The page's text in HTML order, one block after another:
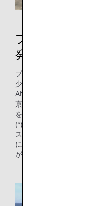
プッシュバッ
発し、CO2排
プッシュバック後、飛行
少しでも消費する燃料と
ANAグループでは国土交
京国際空港（羽田空港）
を実施しなくても安全に
(*)。この取り組みでは、
スポット（ターミナルか
に、プッシュバックせず
が可能になりました。